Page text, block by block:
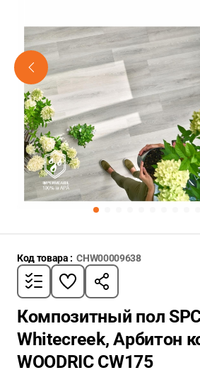
Код товара : CHW00009638
Композитный пол
Whitecreek, Арбитон
WOODRIC CW175